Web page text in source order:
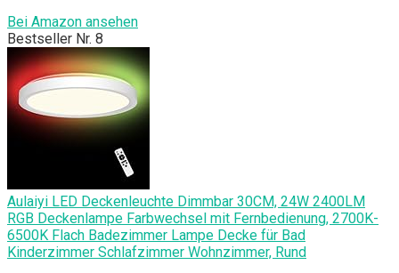
Bei Amazon ansehen
Bestseller Nr. 8
Aulaiyi LED Deckenleuchte Dimmbar 30CM, 24W 2400LM
RGB Deckenlampe Farbwechsel mit Fernbedienung, 2700K-
6500K Flach Badezimmer Lampe Decke für Bad
Kinderzimmer Schlafzimmer Wohnzimmer, Rund